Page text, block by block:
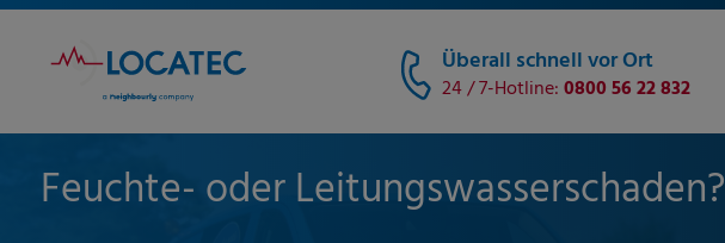
Überall schnell vor Ort
24 / 7-Hotline:0800 56 22 832
Feuchte- oder Leitungswasserschaden?